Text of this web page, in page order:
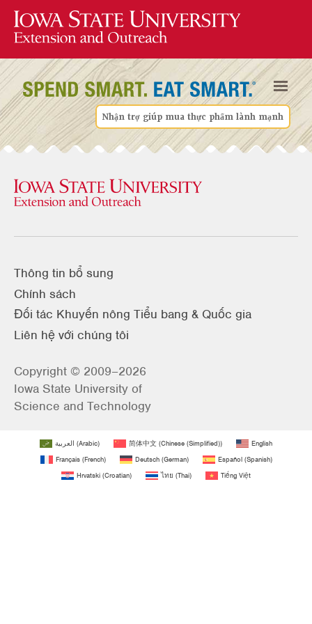
Nhận trợ giúp mua thực phẩm lành mạnh
Thông tin bổ sung
Chính sách
Đối tác Khuyến nông Tiểu bang & Quốc gia
Liên hệ với chúng tôi
Copyright © 2009–2026
Iowa State University of
Science and Technology
العربية (Arabic) 简体中文 (Chinese (Simplified))
English
Français(French) Deutsch(German) Español(Spanish)
Hrvatski (Croatian) ไทย (Thai) Tiếng Việt